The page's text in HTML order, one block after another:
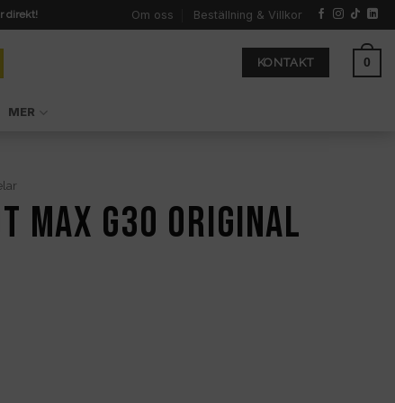
direkt! Om oss Beställning & Villkor
KONTAKT 0
MER
max G30 original